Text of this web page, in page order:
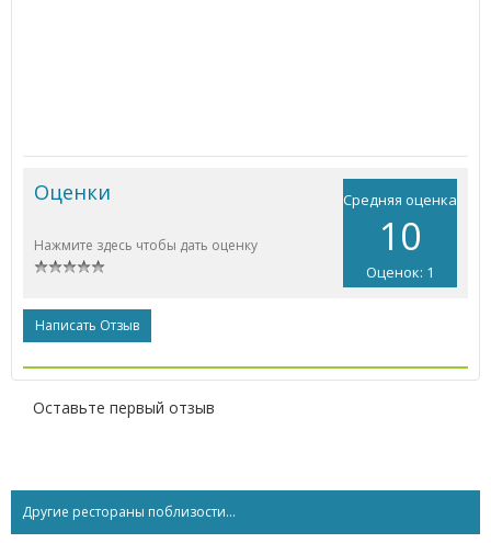
Средняя оценка
10
Оценок: 1
Оценки
Нажмите здесь чтобы дать оценку
Написать Отзыв
Оставьте первый отзыв
Другие рестораны поблизости...